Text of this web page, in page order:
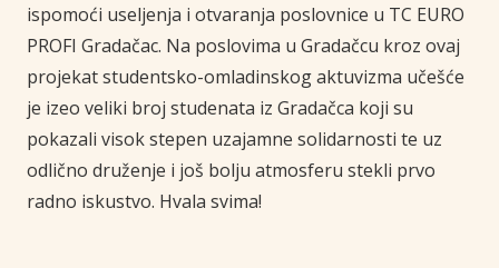
ispomoći useljenja i otvaranja poslovnice u TC EURO
PROFI Gradačac. Na poslovima u Gradačcu kroz ovaj
projekat studentsko-omladinskog aktuvizma učešće
je izeo veliki broj studenata iz Gradačca koji su
pokazali visok stepen uzajamne solidarnosti te uz
odlično druženje i još bolju atmosferu stekli prvo
radno iskustvo. Hvala svima!